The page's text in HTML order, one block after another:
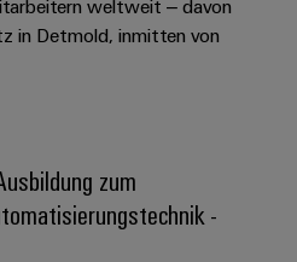
weltweit – davon
in Detmold, inmitten von
zum
-